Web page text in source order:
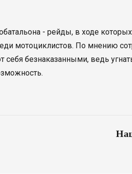
- рейды, в ходе
мотоциклистов. По мнению
себя безнаказанными, ведь